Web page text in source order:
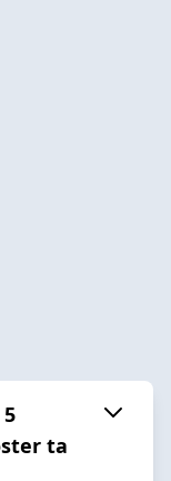
ta